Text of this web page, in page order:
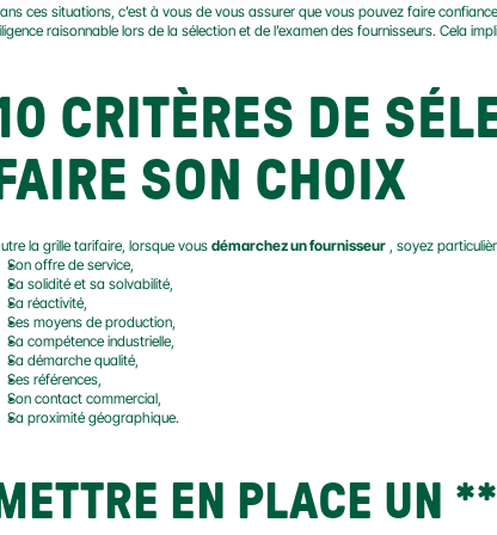
ces situations, c’est à vous de vous assurer que vous pouvez faire
raisonnable lors de la sélection et de l’examen des fournisseurs. Cela
CRITÈRES DE
FAIRE SON CHOIX
la grille tarifaire, lorsque vous démarchez un fournisseur , soyez
Son offre de service,
Sa solidité et sa solvabilité,
Sa réactivité,
Ses moyens de production,
Sa compétence industrielle,
Sa démarche qualité,
Ses références,
Son contact commercial,
Sa proximité géographique.
METTRE EN PLACE UN **